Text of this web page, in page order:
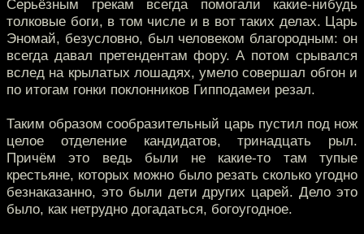
Серьёзным грекам всегда помогали какие-нибудь
толковые боги, в том числе и в вот таких делах. Царь
Эномай, безусловно, был человеком благородным: он
всегда давал претендентам фору. А потом срывался
вслед на крылатых лошадях, умело совершал обгон и
по итогам гонки поклонников Гипподамеи резал.
Таким образом сообразительный царь пустил под нож
целое отделение кандидатов, тринадцать рыл.
Причём это ведь были не какие-то там тупые
крестьяне, которых можно было резать сколько угодно
безнаказанно, это были дети других царей. Дело это
было, как нетрудно догадаться, богоугодное.